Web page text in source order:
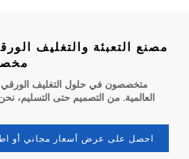
التعبئة والتغليف الورقية
مخصصة،
متخصصون في حلول التغليف الورقي المخصصة
من التصميم حتى التسليم، نحن نصنع
على عرض أسعار مجاني أو اطلب